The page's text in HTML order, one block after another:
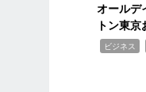
オール
トン東
ビジネス